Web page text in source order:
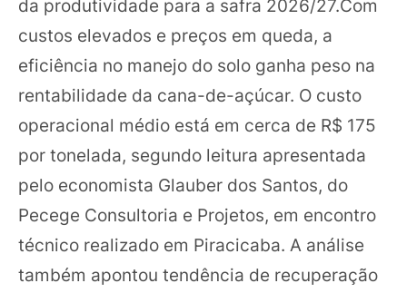
da produtividade para a safra 2026/27.Com
custos elevados e preços em queda, a
eficiência no manejo do solo ganha peso na
rentabilidade da cana-de-açúcar. O custo
operacional médio está em cerca de R$ 175
por tonelada, segundo leitura apresentada
pelo economista Glauber dos Santos, do
Pecege Consultoria e Projetos, em encontro
técnico realizado em Piracicaba. A análise
também apontou tendência de recuperação